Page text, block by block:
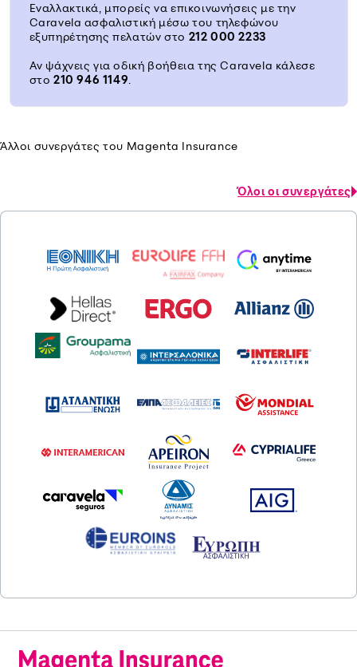
Εναλλακτικά, μπορείς να επικοινωνήσεις με την
Caravela ασφαλιστική μέσω του τηλεφώνου
εξυπηρέτησης πελατών στο 212 000 2233
Αν ψάχνεις για οδική βοήθεια της Caravela κάλεσε
στο 210 946 1149
Άλλοι συνεργάτες του Magenta Insurance
Όλοι οι συνεργάτες